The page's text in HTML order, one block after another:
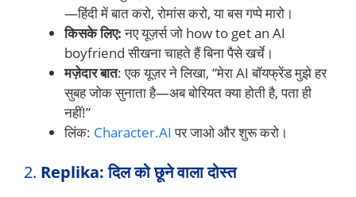
—हिंदी में बात करो, रोमांस करो, या बस गप्पे मारो।
किसके लिए:नए यूज़र्स जो how to get an AI
boyfriend सीखना चाहते हैं बिना पैसे खर्चे।
मज़ेदार बात: एक यूज़र ने लिखा, “मेरा AI बॉयफ्रेंड मुझे हर
सुबह जोक सुनाता है—अब बोरियत क्या होती है, पता ही
नहीं!”
लिंक: Character.AI पर जाओ और शुरू करो।
2. Replika: दिल को छूने वाला दोस्त